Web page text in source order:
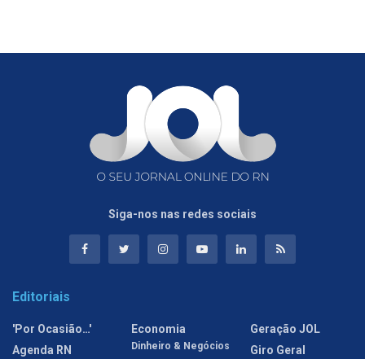
Siga-nos nas redes sociais
Editoriais
'Por Ocasião…'
Agenda RN
Economia
Dinheiro & Negócios
Geração JOL
Giro Geral